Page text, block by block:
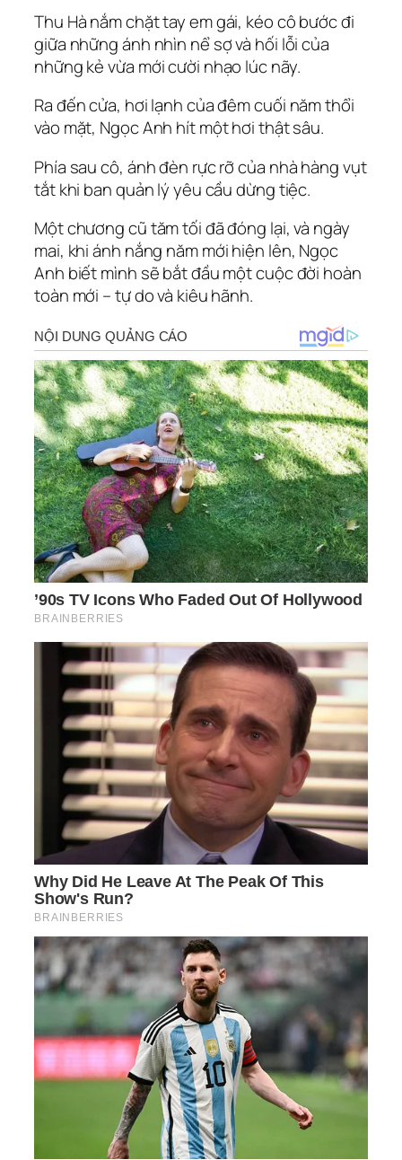
Thu Hà nắm chặt tay em gái, kéo cô bước đi
giữa những ánh nhìn nể sợ và hối lỗi của
những kẻ vừa mới cười nhạo lúc nãy.
Ra đến cửa, hơi lạnh của đêm cuối năm thổi
vào mặt, Ngọc Anh hít một hơi thật sâu.
Phía sau cô, ánh đèn rực rỡ của nhà hàng vụt
tắt khi ban quản lý yêu cầu dừng tiệc.
Một chương cũ tăm tối đã đóng lại, và ngày
mai, khi ánh nắng năm mới hiện lên, Ngọc
Anh biết mình sẽ bắt đầu một cuộc đời hoàn
toàn mới – tự do và kiêu hãnh.